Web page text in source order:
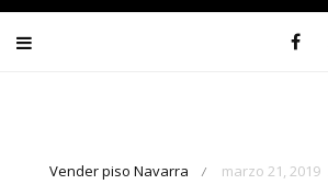
Vender piso Navarra / marzo 21, 2019